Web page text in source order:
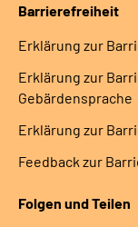
Barrierefreiheit
Erklärung zur
Erklärung zur
Gebärdensprache
Erklärung zur
Feedback zur
Folgen und Teilen